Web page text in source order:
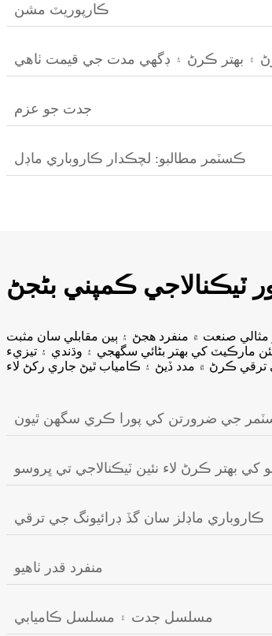
ڪارپوريٽ مشن
۽ بهتر ڪرڻ ۽ ڊگهي مدت جي قيمت ٺاهي
جدت جو عزم
ڪسٽمر مطالبو: لچڪدار ڪاروباري ماڊل
ٽيڪنالاجي ڪمپني بڻجڻ
صنعت ۾ منفرد هجڻ ۽ ٻين مقابلي سان مثبت
مارڪيٽ کي بهتر بڻائي سگهجي ۽ وڌندي ۽ تيزيء
جي ضرورتن کي پورا ڪري سگهن ٿيون
کي بهتر ڪرڻ لاء نئين ٽيڪنالاجي تي ڀروسو
ڪاروباري ماڊلز سان گڏ ڊرائيونگ جي ترقي
منفرد قدر ٺاهيو
مسلسل جدت ۽ مسلسل ڪاميابي